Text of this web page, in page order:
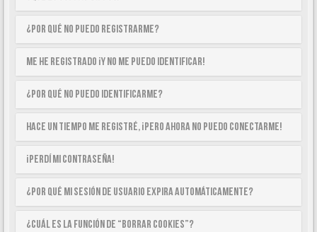
¿Por qué no puedo registrarme?
Me he registrado ¡y no me puedo identificar!
¿Por qué no puedo identificarme?
Hace un tiempo me registré, ¡pero ahora no puedo conectarme!
¡Perdí mi contraseña!
¿Por qué mi sesión de usuario expira automáticamente?
¿Cuál es la función de “Borrar cookies”?